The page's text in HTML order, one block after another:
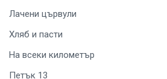
Лачени цървули
Хляб и пасти
На всеки километър
Петък 13